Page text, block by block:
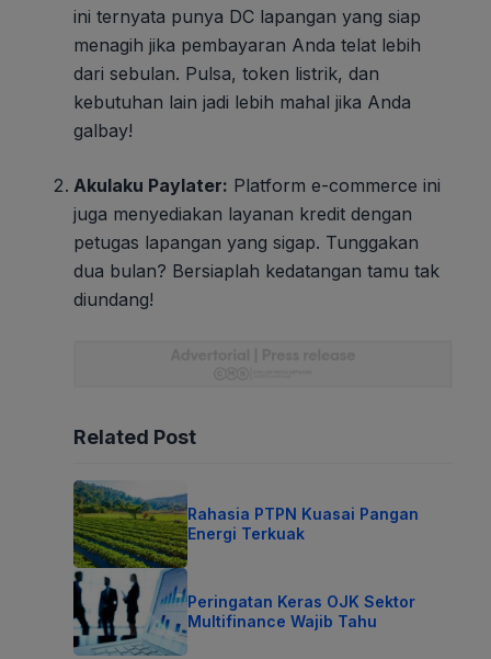
ini ternyata punya DC lapangan yang siap
menagih jika pembayaran Anda telat lebih
dari sebulan. Pulsa, token listrik, dan
kebutuhan lain jadi lebih mahal jika Anda
galbay!
Akulaku Paylater: Platform e-commerce ini
juga menyediakan layanan kredit dengan
petugas lapangan yang sigap. Tunggakan
dua bulan? Bersiaplah kedatangan tamu tak
diundang!
Related Post
Rahasia PTPN Kuasai Pangan
Energi Terkuak
Peringatan Keras OJK Sektor
Multifinance Wajib Tahu